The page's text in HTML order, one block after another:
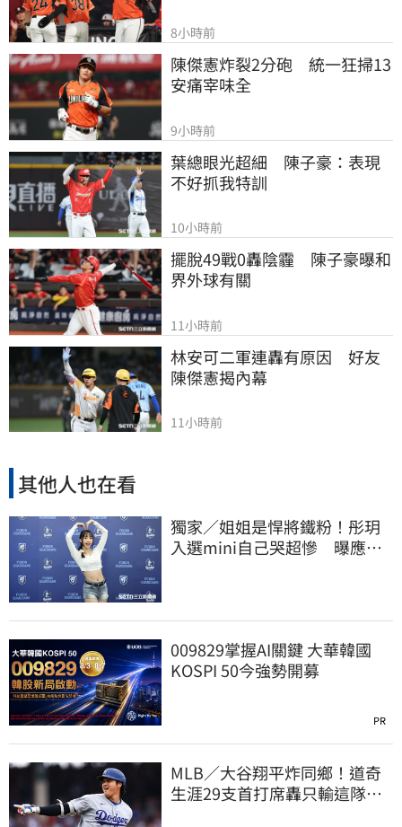
8小時前
陳傑憲炸裂2分砲　統一狂掃13
安痛宰味全
9小時前
葉總眼光超細　陳子豪：表現
不好抓我特訓
10小時前
擺脫49戰0轟陰霾　陳子豪曝和
界外球有關
11小時前
林安可二軍連轟有原因　好友
陳傑憲揭內幕
11小時前
其他人也在看
獨家／姐姐是悍將鐵粉！彤玥
入選mini自己哭超慘 曝應援
009829掌握AI關鍵 大華韓國
KOSPI 50今強勢開募
PR
MLB／大谷翔平炸同鄉！道奇
生涯29支首打席轟只輸這隊